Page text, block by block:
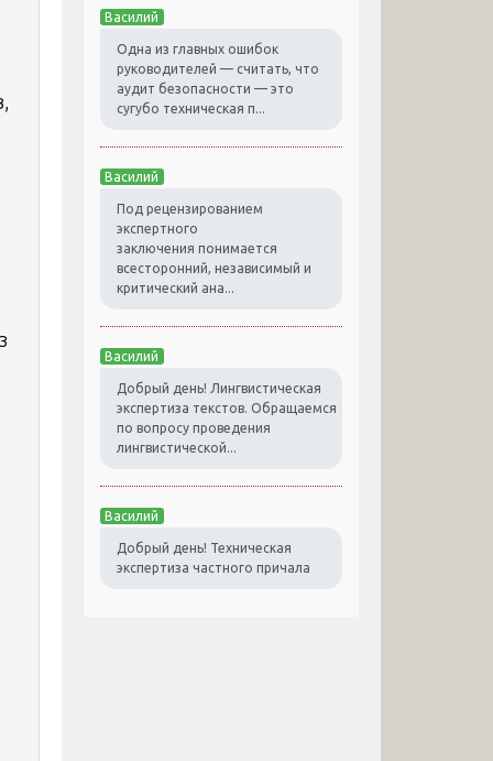
Василий
Одна из главных ошибок
руководителей — считать, что
аудит безопасности — это
сугубо техническая п...
Василий
Под рецензированием
экспертного
заключения понимается
всесторонний, независимый и
критический ана...
Василий
Добрый день! Лингвистическая
экспертиза текстов. Обращаемся
по вопросу проведения
лингвистической...
Василий
Добрый день! Техническая
экспертиза частного причала